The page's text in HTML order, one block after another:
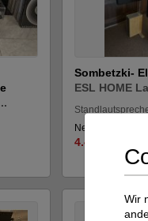
Sombetzki-
ESL HOME
Neupreis: 9.850 €
4.444 €
Wir